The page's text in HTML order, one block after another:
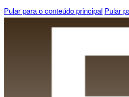
Pular para o conteúdo principal Pular